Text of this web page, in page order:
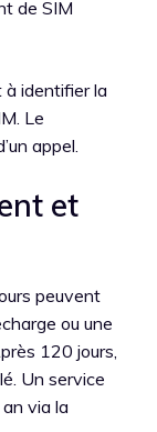
de SIM
à identifier la
Le
appel.
et
peuvent
ou une
120 jours,
Un service
via la